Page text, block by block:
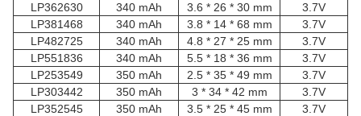
LP362630
340 mAh 3.6 * 26 * 30 mm
3.7V
LP381468
340 mAh 3.8 * 14 * 68 mm
3.7V
LP482725
340 mAh 4.8 * 27 * 25 mm
3.7V
LP551836
340 mAh 5.5 * 18 * 36 mm
3.7V
LP253549
350 mAh 2.5 * 35 * 49 mm
3.7V
LP303442
350 mAh 3 * 34 * 42 mm
3.7V
LP352545
350 mAh 3.5 * 25 * 45 mm
3.7V